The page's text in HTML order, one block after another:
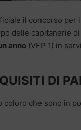
il concorso per
delle capitanerie
anno (VFP 1) in
DI
coloro che sono in